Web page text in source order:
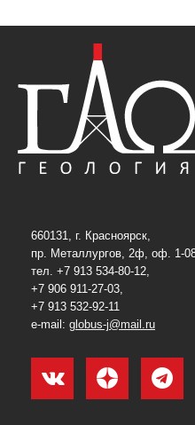
660131, г. Красноярск,
пр. Металлургов, 2ф, оф. 1-
тел. +7 913 534-80-12,
+7 906 911-27-03,
+7 913 532-92-11
e-mail: globus-j@mail.ru